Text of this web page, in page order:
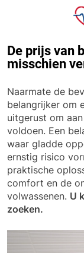
De prijs van
misschien
Naarmate de
belangrijker om
uitgerust om
voldoen. Een
waar gladde
ernstig risico
praktische
comfort en de
volwassenen. U
zoeken.